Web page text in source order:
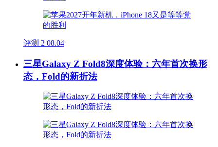
评测 2 08.04
三星Galaxy Z Fold8深度体验：六年首次换形
态，Fold的新折法